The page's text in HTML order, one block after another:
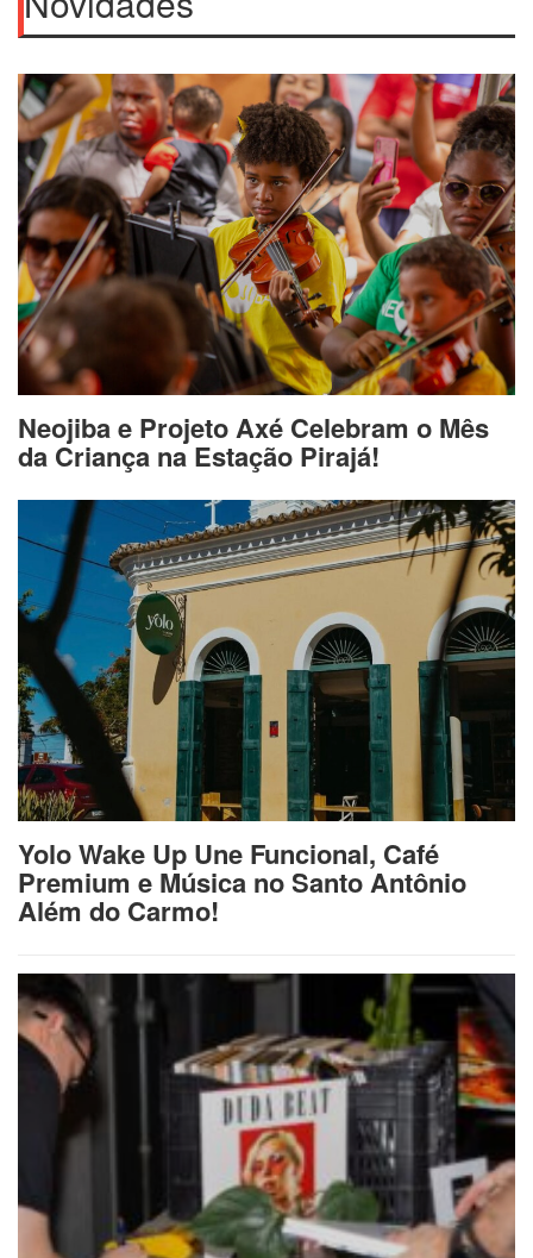
Neojiba e Projeto Axé Celebram o Mês
da Criança na Estação Pirajá!
Yolo Wake Up Une Funcional, Café
Premium e Música no Santo Antônio
Além do Carmo!